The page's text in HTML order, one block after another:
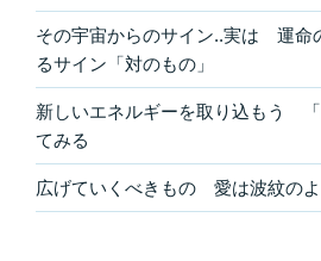
その宇宙からのサイン..実は 運命
るサイン「対のもの」
新しいエネルギーを取り込もう
てみる
広げていくべきもの 愛は波紋の